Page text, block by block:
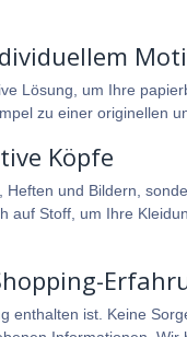
Lösung, um Ihre
zu einer originellen
Köpfe
und Bildern,
Stoff, um Ihre
ist. Keine